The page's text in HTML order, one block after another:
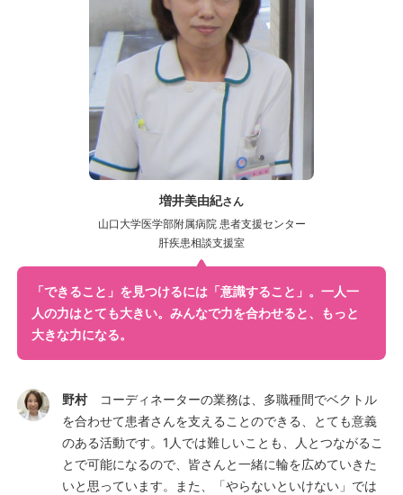
増井美由紀さん
山口大学医学部附属病院 患者支援センター
肝疾患相談支援室
「できること」を見つけるには「意識すること」。一人一
人の力はとても大きい。みんなで力を合わせると、もっと
大きな力になる。
野村コーディネーターの業務は、多職種間でベクトル
を合わせて患者さんを支えることのできる、とても意義
のある活動です。1人では難しいことも、人とつながるこ
とで可能になるので、皆さんと一緒に輪を広めていきた
いと思っています。また、「やらないといけない」では